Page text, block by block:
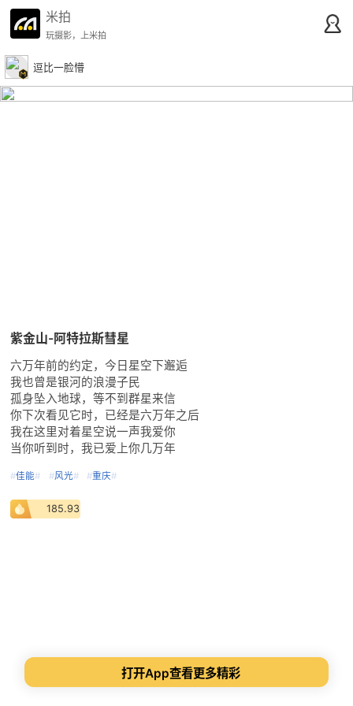
米拍
玩摄影，上米拍
逗比一脸懵
紫金山-阿特拉斯彗星
六万年前的约定，今日星空下邂逅
我也曾是银河的浪漫子民
孤身坠入地球，等不到群星来信
你下次看见它时，已经是六万年之后
我在这里对着星空说一声我爱你
当你听到时，我已爱上你几万年
#佳能# #风光# #重庆#
185.93
打开App查看更多精彩